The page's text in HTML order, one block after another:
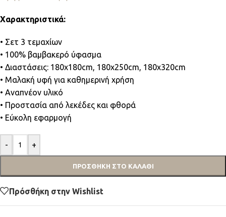
Χαρακτηριστικά:
• Σετ 3 τεμαχίων
• 100% βαμβακερό ύφασμα
• Διαστάσεις: 180x180cm, 180x250cm, 180x320cm
• Μαλακή υφή για καθημερινή χρήση
• Αναπνέον υλικό
• Προστασία από λεκέδες και φθορά
• Εύκολη εφαρμογή
- +
ΠΡΟΣΘΉΚΗ ΣΤΟ ΚΑΛΆΘΙ
Πρόσθήκη στην Wishlist